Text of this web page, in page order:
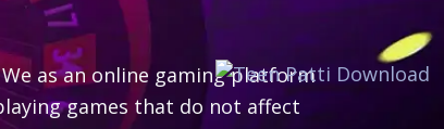
as an online gaming platform
games that do not affect